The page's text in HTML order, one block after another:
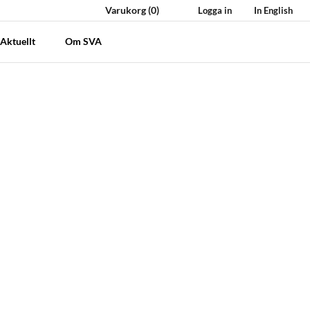
Varukorg(0) Logga in In English
Aktuellt Om SVA